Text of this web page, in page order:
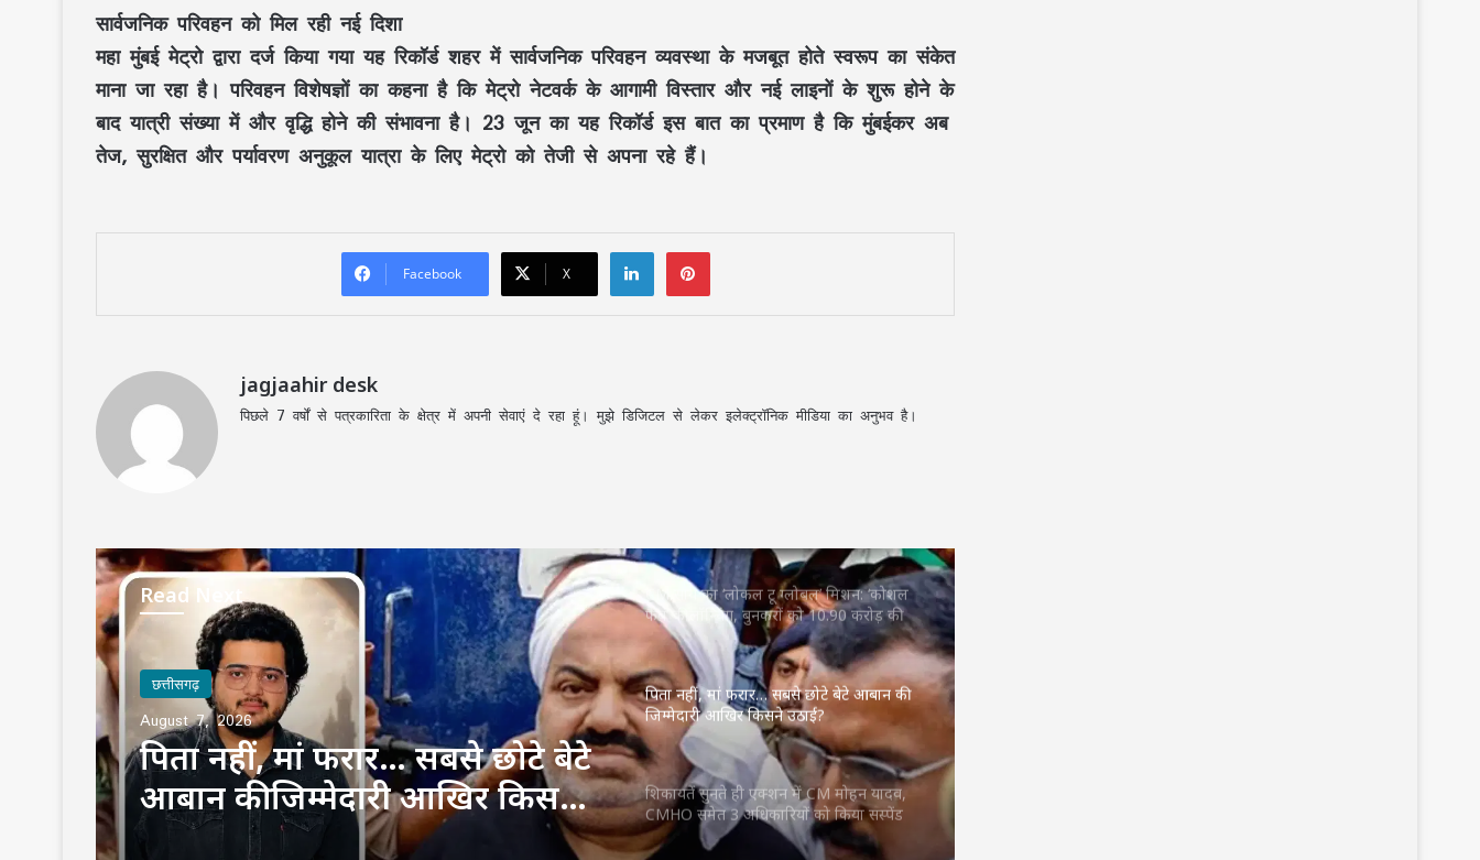
सार्वजनिक परिवहन को मिल रही नई दिशा
महा मुंबई मेट्रो द्वारा दर्ज किया गया यह रिकॉर्ड शहर में सार्वजनिक परिवहन व्यवस्था के मजबूत होते स्वरूप का संकेत
माना जा रहा है। परिवहन विशेषज्ञों का कहना है कि मेट्रो नेटवर्क के आगामी विस्तार और नई लाइनों के शुरू होने के
बाद यात्री संख्या में और वृद्धि होने की संभावना है। 23 जून का यह रिकॉर्ड इस बात का प्रमाण है कि मुंबईकर अब
तेज, सुरक्षित और पर्यावरण अनुकूल यात्रा के लिए मेट्रो को तेजी से अपना रहे हैं।
Facebook X
LinkedInPinterest
jagjaahir desk
पिछले 7 वर्षों से पत्रकारिता के क्षेत्र में अपनी सेवाएं दे रहा हूं। मुझे डिजिटल से लेकर इलेक्ट्रॉनिक मीडिया का अनुभव है।
Read Next
छत्तीसगढ़
August 7, 2026
पिता नहीं, मां फरार… सबसे छोटे बेटे
आबान की जिम्मेदारी आखिर किसने
उठाई?
CM साय का ‘लोकल टू ग्लोबल’ मिशन: ‘कोशल
फैब’ की लॉन्चिंग, बुनकरों को 10.90 करोड़ की
मदद; आत्मसमर्पित महिलाओं ने किया रैंप वॉक
शिकायतें सुनते ही एक्शन में CM मोहन यादव,
CMHO समेत 3 अधिकारियों को किया सस्पेंड
के बाद तुर्की को मिलेगा पाकिस्तान का परमाणु
CM साय का ‘लोकल टू ग्लोबल’ मिशन: ‘कोशल
फैब’ की लॉन्चिंग, बुनकरों को 10.90 करोड़ की
मदद; आत्मसमर्पित महिलाओं ने किया रैंप वॉक
पिता नहीं, मां फरार… सबसे छोटे बेटे आबान की
जिम्मेदारी आखिर किसने उठाई?
शिकायतें सुनते ही एक्शन में CM मोहन यादव,
CMHO समेत 3 अधिकारियों को किया सस्पेंड